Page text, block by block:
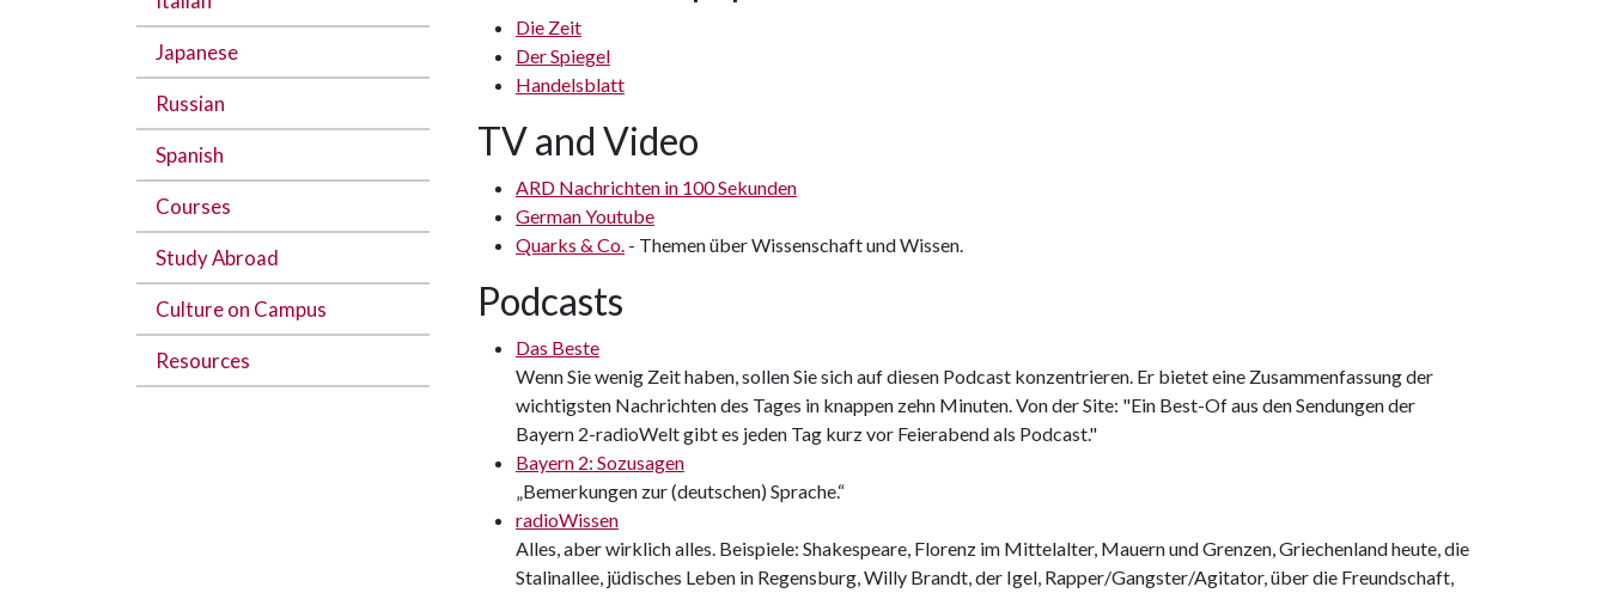
Japanese
Russian
Spanish
Courses
Study Abroad
Culture on Campus
Resources
Die Zeit
Der Spiegel
Handelsblatt
TV and Video
ARD Nachrichten in 100 Sekunden
German Youtube
Quarks & Co. - Themen über Wissenschaft und Wissen.
Podcasts
Das Beste
Wenn Sie wenig Zeit haben, sollen Sie sich auf diesen Podcast konzentrieren. Er bietet eine Zusammenfassung der
wichtigsten Nachrichten des Tages in knappen zehn Minuten. Von der Site: "Ein Best-Of aus den Sendungen der
Bayern 2-radioWelt gibt es jeden Tag kurz vor Feierabend als Podcast."
Bayern 2: Sozusagen
„Bemerkungen zur (deutschen) Sprache.“
radioWissen
Alles, aber wirklich alles. Beispiele: Shakespeare, Florenz im Mittelalter, Mauern und Grenzen, Griechenland heute, die
Stalinallee, jüdisches Leben in Regensburg, Willy Brandt, der Igel, Rapper/Gangster/Agitator, über die Freundschaft,